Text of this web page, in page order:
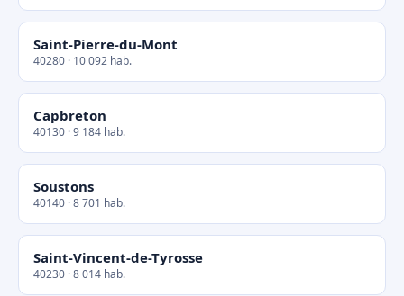
Saint-Pierre-du-Mont
40280 · 10 092 hab.
Capbreton
40130 · 9 184 hab.
Soustons
40140 · 8 701 hab.
Saint-Vincent-de-Tyrosse
40230 · 8 014 hab.